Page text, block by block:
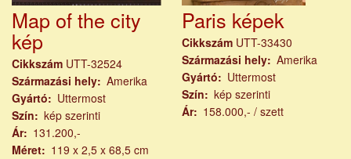
Map of the city
kép
Cikkszám UTT-32524
Származási hely Amerika
Gyártó
Uttermost
Szín
kép szerinti
Ár
131.200,-
Méret
119 x 2,5 x 68,5 cm
Paris képek
Cikkszám UTT-33430
Származási hely
Amerika
Gyártó
Uttermost
Szín
kép szerinti
Ár
158.000,- / szett